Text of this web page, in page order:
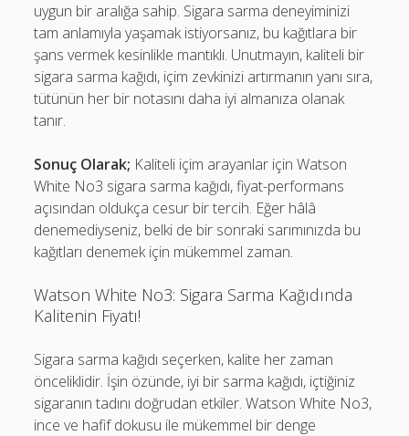
uygun bir aralığa sahip. Sigara sarma deneyiminizi
tam anlamıyla yaşamak istiyorsanız, bu kağıtlara bir
şans vermek kesinlikle mantıklı. Unutmayın, kaliteli bir
sigara sarma kağıdı, içim zevkinizi artırmanın yanı sıra,
tütünün her bir notasını daha iyi almanıza olanak
tanır.
Sonuç Olarak; Kaliteli içim arayanlar için Watson
White No3 sigara sarma kağıdı, fiyat-performans
açısından oldukça cesur bir tercih. Eğer hâlâ
denemediyseniz, belki de bir sonraki sarımınızda bu
kağıtları denemek için mükemmel zaman.
Watson White No3: Sigara Sarma Kağıdında
Kalitenin Fiyatı!
Sigara sarma kağıdı seçerken, kalite her zaman
önceliklidir. İşin özünde, iyi bir sarma kağıdı, içtiğiniz
sigaranın tadını doğrudan etkiler. Watson White No3,
ince ve hafif dokusu ile mükemmel bir denge